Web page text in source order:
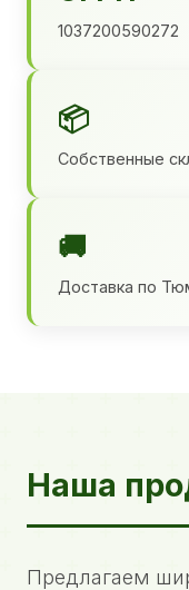
1037200590272
📦
Собственные
🚚
Доставка по
Наша
Предлагаем